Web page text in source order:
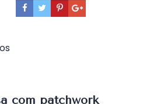
com patchwork